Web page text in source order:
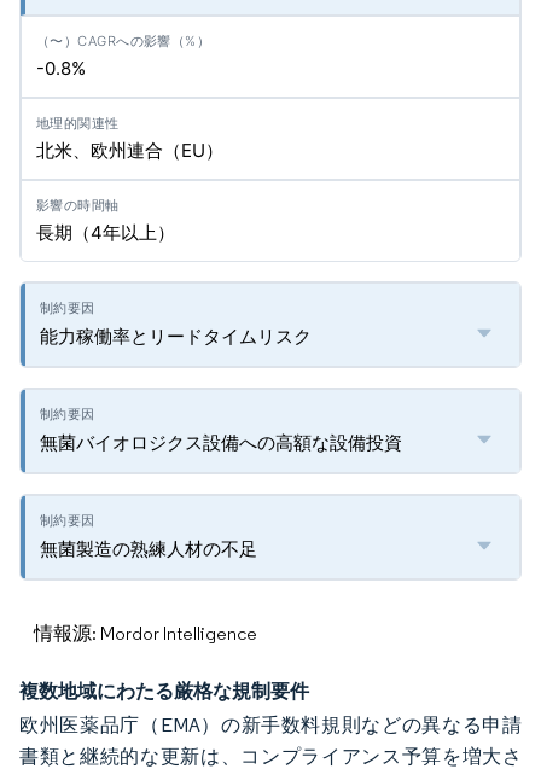
-0.8%
北米、欧州連合（EU）
長期（4年以上）
能力稼働率とリードタイムリスク
無菌バイオロジクス設備への高額な設備投資
無菌製造の熟練人材の不足
情報源: Mordor Intelligence
複数地域にわたる厳格な規制要件
欧州医薬品庁（EMA）の新手数料規則などの異なる申請
書類と継続的な更新は、コンプライアンス予算を増大さ